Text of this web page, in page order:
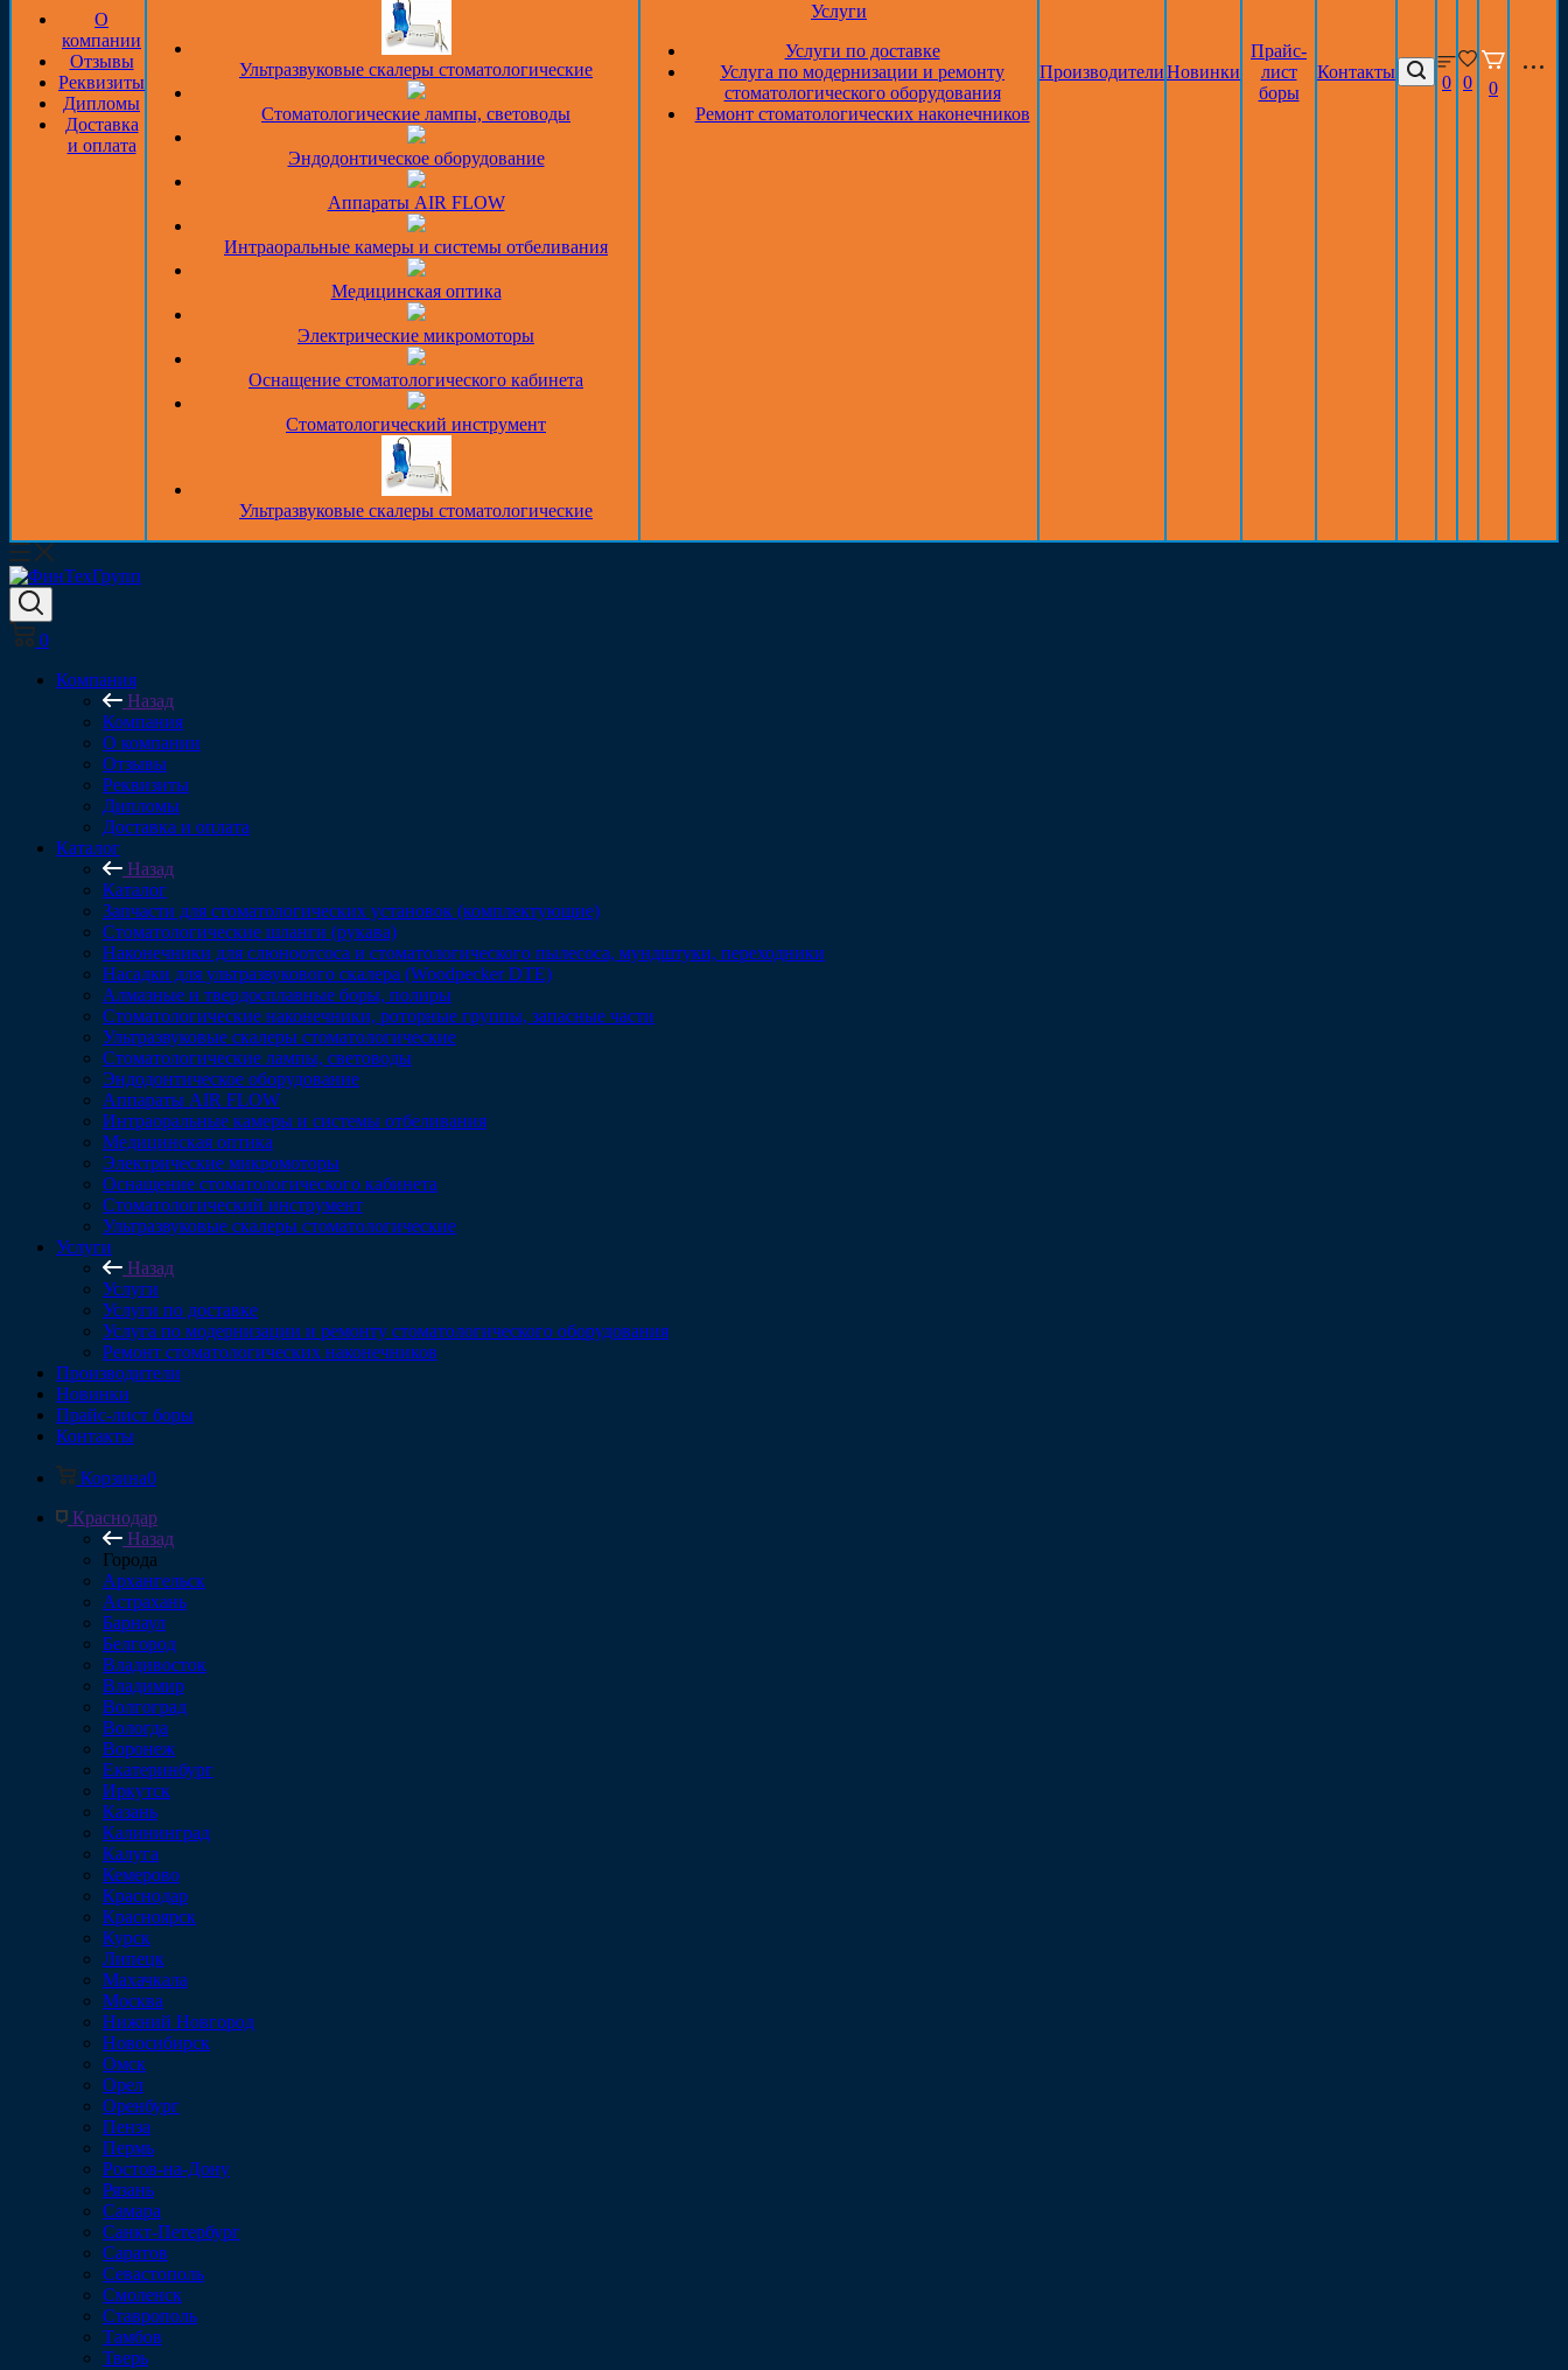
О
компании
Отзывы
Реквизиты
Дипломы
Доставка
и оплата
Ультразвуковые скалеры стоматологические
Стоматологические лампы, световоды
Эндодонтическое оборудование
Аппараты AIR FLOW
Интраоральные камеры и системы отбеливания
Медицинская оптика
Электрические микромоторы
Оснащение стоматологического кабинета
Стоматологический инструмент
Ультразвуковые скалеры стоматологические
Услуги
Услуги по доставке
Услуга по модернизации и ремонту
стоматологического оборудования
Ремонт стоматологических наконечников
ПроизводителиНовинки
Прайс-
лист
боры
Контакты
0 0 0
0
Компания
Назад
Компания
О компании
Отзывы
Реквизиты
Дипломы
Доставка и оплата
Каталог
Назад
Каталог
Запчасти для стоматологических установок (комплектующие)
Стоматологические шланги (рукава)
Наконечники для слюноотсоса и стоматологического пылесоса, мундштуки, переходники
Насадки для ультразвукового скалера (Woodpecker DTE)
Алмазные и твердосплавные боры, полиры
Стоматологические наконечники, роторные группы, запасные части
Ультразвуковые скалеры стоматологические
Стоматологические лампы, световоды
Эндодонтическое оборудование
Аппараты AIR FLOW
Интраоральные камеры и системы отбеливания
Медицинская оптика
Электрические микромоторы
Оснащение стоматологического кабинета
Стоматологический инструмент
Ультразвуковые скалеры стоматологические
Услуги
Назад
Услуги
Услуги по доставке
Услуга по модернизации и ремонту стоматологического оборудования
Ремонт стоматологических наконечников
Производители
Новинки
Прайс-лист боры
Контакты
Корзина0
Краснодар
Назад
Города
Архангельск
Астрахань
Барнаул
Белгород
Владивосток
Владимир
Волгоград
Вологда
Воронеж
Екатеринбург
Иркутск
Казань
Калининград
Калуга
Кемерово
Краснодар
Красноярск
Курск
Липецк
Махачкала
Москва
Нижний Новгород
Новосибирск
Омск
Орел
Оренбург
Пенза
Пермь
Ростов-на-Дону
Рязань
Самара
Санкт-Петербург
Саратов
Севастополь
Смоленск
Ставрополь
Тамбов
Тверь